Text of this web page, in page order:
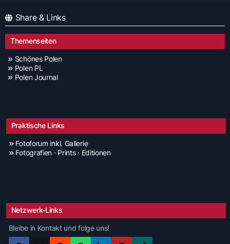
Share & Links
Themenseiten
Schönes Polen
Polen PL
Polen Journal
Praktische Links
Fotoforum inkl. Gallerie
Fotografien · Prints · Editionen
Netzwerk-Links
Bleibe in Kontakt und folge uns!